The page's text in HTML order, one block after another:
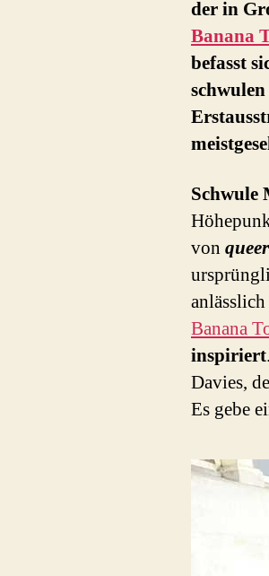
der in
Banana
befasst
Schwule
von
Banana
inspiriert
Davies,
Es gebe